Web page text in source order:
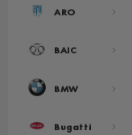
ARO
BAIC
BMW
Bugatti